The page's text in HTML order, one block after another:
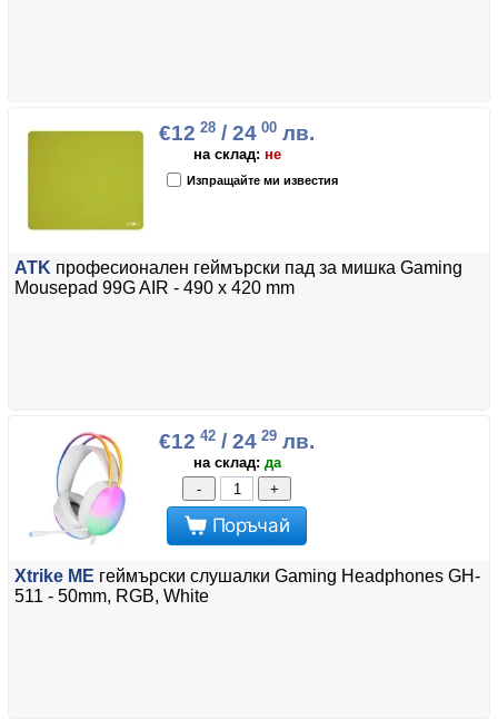
€12 28 / 24 00 лв.
на склад: не
Изпращайте ми известия
ATK професионален геймърски пад за мишка Gaming
Mousepad 99G AIR - 490 x 420 mm
€12 42 / 24 29 лв.
на склад: да
-
+
Поръчай
Xtrike ME геймърски слушалки Gaming Headphones GH-
511 - 50mm, RGB, White